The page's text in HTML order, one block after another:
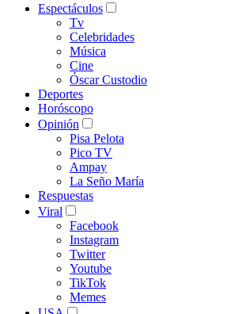
Espectáculos
Tv
Celebridades
Música
Cine
Óscar Custodio
Deportes
Horóscopo
Opinión
Pisa Pelota
Pico TV
Ampay
La Seño María
Respuestas
Viral
Facebook
Instagram
Twitter
Youtube
TikTok
Memes